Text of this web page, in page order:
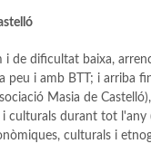
i de dificultat baixa,
peu i amb BTT; i arriba
Masia de
culturals durant tot l'any
culturals i